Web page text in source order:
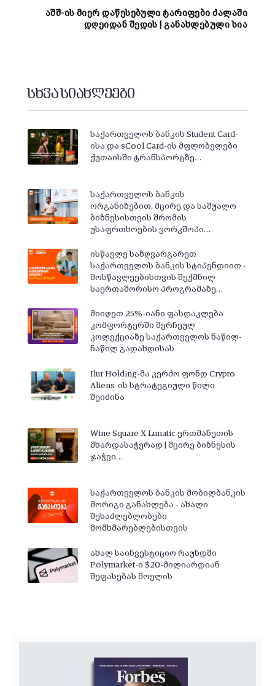
აშშ-ის მიერ დაწესებული ტარიფები ძალაში
დღეიდან შედის | განახლებული სია
სხვა სიახლეები
საქართველოს ბანკის Student Card-
ისა და sCool Card-ის მფლობელები
ქუთაისში ტრანსპორტზე…
საქართველოს ბანკის
ორგანიზებით, მცირე და საშუალო
ბიზნესისთვის შრომის
უსაფრთხოების ვორკშოპი…
ისწავლე საზღვარგარეთ
საქართველოს ბანკის სტიპენდიით -
მოსწავლეებისთვის შექმნილ
საერთაშორისო პროგრამაზე…
მიიღეთ 25%-იანი ფასდაკლება
კომფორტერში შერჩეულ
კოლექციაზე საქართველოს ნაწილ-
ნაწილ გადახდისას
Ilur Holding-მა კერძო ფონდ Crypto
Aliens-ის სტრატეგიული წილი
შეიძინა
Wine Square X Lunatic ერთმანეთის
მხარდასაჭერად | მცირე ბიზნესის
ჯაჭვი…
საქართველოს ბანკის მობილბანკის
მორიგი განახლება - ახალი
შესაძლებლობები
მომხმარებლებისთვის
ახალ საინვესტიციო რაუნდში
Polymarket-ი $20-მილიარდიან
შეფასებას მოელის